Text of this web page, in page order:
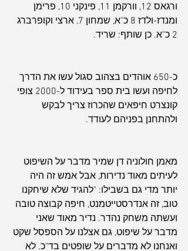
ורגאס 12, וורקמן 11, פינקני 10, פרימן
ומנדז-ולדז 8 כ"א, שמחון 7, ארצי וקופרברג
2 כ"א. כן שותף: שריד.
כ-650 אוהדים בצהוב סגול עשו את הדרך
לחיפה ועשו בית ספר בעידוד ל-2000 צופי
קונצרט חיפאים שהכרוז צריך לבקש
ולהתחנן בפניהם לעודד.
מאמן חולוניה דן שמיר מדבר על השיפוט
לעיתים מאוד נדירות, אבל אמש זה היה
יותר מדי גם בשבילו: "להגיד שלא שיחקנו
טוב, זה אנדרסטייטמנט, חיפה קבוצה טובה
ועשתה משחק נהדר. נדיר מאוד שאני
מדבר על שיפוט, גם אצלנו על הספסל שקט
ואנחנו לא מדברים על שופטים בד"כ. לא